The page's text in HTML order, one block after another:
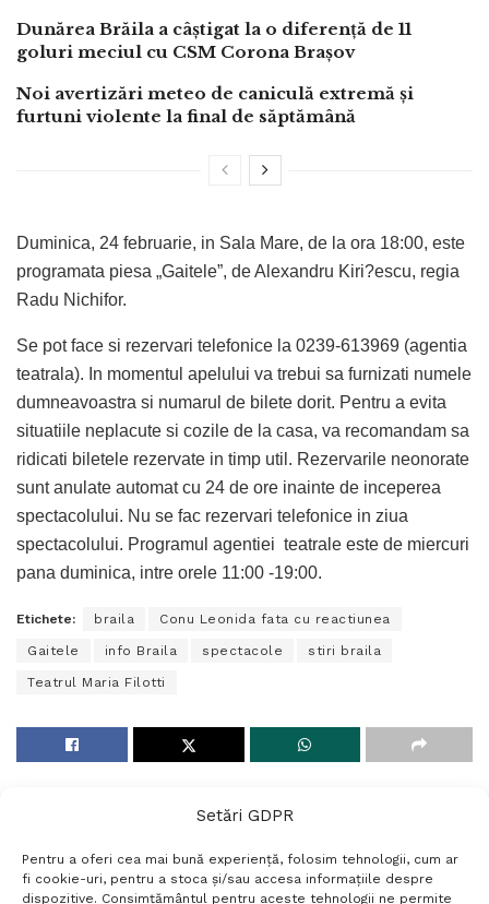
Setări GDPR
Pentru a oferi cea mai bună experiență, folosim tehnologii, cum ar
fi cookie-uri, pentru a stoca și/sau accesa informațiile despre
dispozitive. Consimțământul pentru aceste tehnologii ne permite
Dunărea Brăila a câștigat la o diferență de 11
goluri meciul cu CSM Corona Brașov
Noi avertizări meteo de caniculă extremă și
furtuni violente la final de săptămână
Duminica, 24 februarie, in Sala Mare, de la ora 18:00, este
programata piesa „Gaitele”, de Alexandru Kiri?escu, regia
Radu Nichifor.
Se pot face si rezervari telefonice la 0239-613969 (agentia
teatrala). In momentul apelului va trebui sa furnizati numele
dumneavoastra si numarul de bilete dorit. Pentru a evita
situatiile neplacute si cozile de la casa, va recomandam sa
ridicati biletele rezervate in timp util. Rezervarile neonorate
sunt anulate automat cu 24 de ore inainte de inceperea
spectacolului. Nu se fac rezervari telefonice in ziua
spectacolului. Programul agentiei teatrale este de miercuri
pana duminica, intre orele 11:00 -19:00.
Etichete: braila Conu Leonida fata cu reactiunea
Gaitele info Braila spectacole stiri braila
Teatrul Maria Filotti